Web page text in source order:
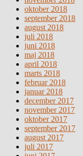
oktober 2018
september 2018
august 2018
juli 2018
juni 2018
maj 2018
april 2018
marts 2018
februar 2018
januar 2018
december 2017
november 2017
oktober 2017
september 2017
august 2017
juli 2017